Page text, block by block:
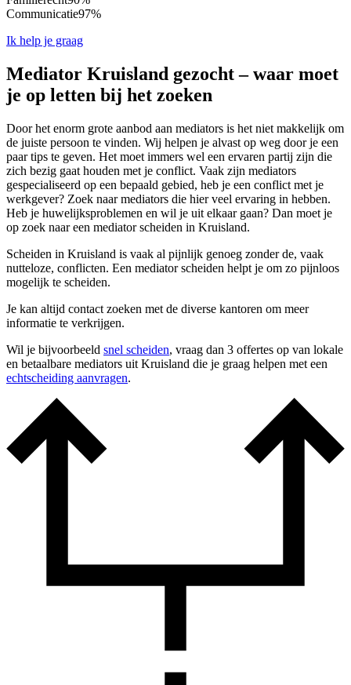
Communicatie97%
Ik help je graag
Mediator Kruisland gezocht – waar moet
je op letten bij het zoeken
Door het enorm grote aanbod aan mediators is het niet makkelijk om
de juiste persoon te vinden. Wij helpen je alvast op weg door je een
paar tips te geven. Het moet immers wel een ervaren partij zijn die
zich bezig gaat houden met je conflict. Vaak zijn mediators
gespecialiseerd op een bepaald gebied, heb je een conflict met je
werkgever? Zoek naar mediators die hier veel ervaring in hebben.
Heb je huwelijksproblemen en wil je uit elkaar gaan? Dan moet je
op zoek naar een mediator scheiden in Kruisland.
Scheiden in Kruisland is vaak al pijnlijk genoeg zonder de, vaak
nutteloze, conflicten. Een mediator scheiden helpt je om zo pijnloos
mogelijk te scheiden.
Je kan altijd contact zoeken met de diverse kantoren om meer
informatie te verkrijgen.
Wil je bijvoorbeeld snel scheiden, vraag dan 3 offertes op van lokale
en betaalbare mediators uit Kruisland die je graag helpen met een
echtscheiding aanvragen.